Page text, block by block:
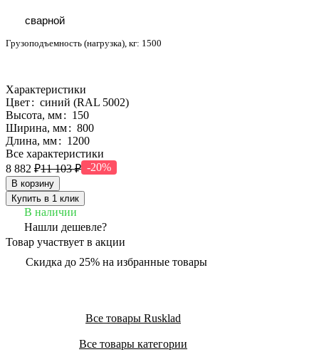
сварной
Грузоподъемность (нагрузка), кг: 1500
Характеристики
Цвет: синий (RAL 5002)
Высота, мм: 150
Ширина, мм: 800
Длина, мм: 1200
Все характеристики
8 882 ₽11 103 ₽ -20%
В корзину
Купить в 1 клик
В наличии
Нашли дешевле?
Товар участвует в акции
Скидка до 25% на избранные товары
Все товары Rusklad
Все товары категории